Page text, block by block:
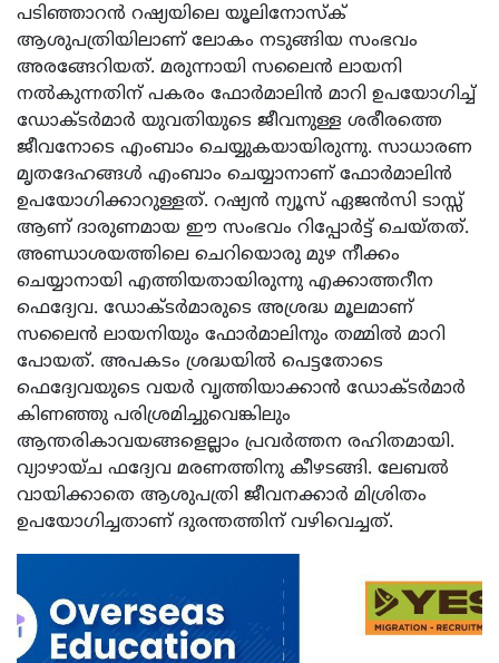
പടിഞ്ഞാറൻ റഷ്യയിലെ യൂലിനോസ്ക്
ആശുപത്രിയിലാണ് ലോകം നടുങ്ങിയ സംഭവം
അരങ്ങേറിയത്. മരുന്നായി സലൈന്‍ ലായനി
നല്‍കുന്നതിന് പകരം ഫോര്‍മാലിന്‍ മാറി ഉപയോഗിച്ച്
ഡോക്ടര്‍മാര്‍ യുവതിയുടെ ജീവനുള്ള ശരീരത്തെ
ജീവനോടെ എംബാം ചെയ്യുകയായിരുന്നു. സാധാരണ
മൃതദേഹങ്ങള്‍ എംബാം ചെയ്യാനാണ് ഫോര്‍മാലിന്‍
ഉപയോഗിക്കാറുള്ളത്. റഷ്യന്‍ ന്യൂസ് ഏജന്‍സി ടാസ്സ്
ആണ് ദാരുണമായ ഈ സംഭവം റിപ്പോർട്ട് ചെയ്തത്.
അണ്ഡാശയത്തിലെ ചെറിയൊരു മുഴ നീക്കം
ചെയ്യാനായി എത്തിയതായിരുന്നു എക്കാത്തറീന
ഫെദ്യേവ. ഡോക്ടർമാരുടെ അശ്രദ്ധ മൂലമാണ്
സലൈൻ ലായനിയും ഫോർമാലിനും തമ്മിൽ മാറി
പോയത്. അപകടം ശ്രദ്ധയിൽ പെട്ടതോടെ
ഫെദ്യേവയുടെ വയർ വൃത്തിയാക്കാൻ ഡോക്ടർമാർ
കിണഞ്ഞു പരിശ്രമിച്ചുവെങ്കിലും
ആന്തരികാവയങ്ങളെല്ലാം പ്രവർത്തന രഹിതമായി.
വ്യാഴായ്ച ഫദ്യേവ മരണത്തിനു കീഴടങ്ങി. ലേബല്‍
വായിക്കാതെ ആശുപത്രി ജീവനക്കാര്‍ മിശ്രിതം
ഉപയോഗിച്ചതാണ് ദുരന്തത്തിന് വഴിവെച്ചത്.